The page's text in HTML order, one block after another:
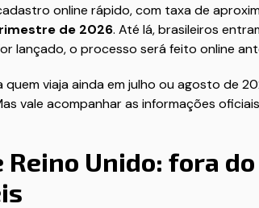
online rápido, com taxa de
de 2026. Até lá, brasileiros
lançado, o processo será feito online
quem viaja ainda em julho ou agosto de
vale acompanhar as informações
Reino Unido: fora